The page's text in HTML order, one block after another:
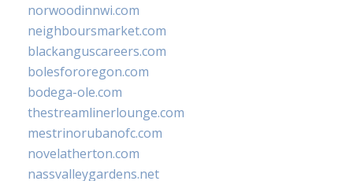
norwoodinnwi.com
neighboursmarket.com
blackanguscareers.com
bolesfororegon.com
bodega-ole.com
thestreamlinerlounge.com
mestrinorubanofc.com
novelatherton.com
nassvalleygardens.net